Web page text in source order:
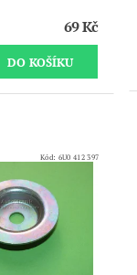
69 Kč
Kód: 6U0 412 397